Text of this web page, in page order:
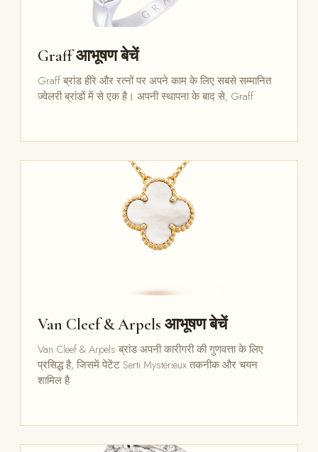
Graff आभूषण बेचें
Graff ब्रांड हीरे और रत्नों पर अपने काम के लिए सबसे सम्मानित
ज्वेलरी ब्रांडों में से एक है। अपनी स्थापना के बाद से, Graff
Van Cleef & Arpels आभूषण बेचें
Van Cleef & Arpels ब्रांड अपनी कारीगरी की गुणवत्ता के लिए
प्रसिद्ध है, जिसमें पेटेंट Serti Mystérieux तकनीक और चयन
शामिल है